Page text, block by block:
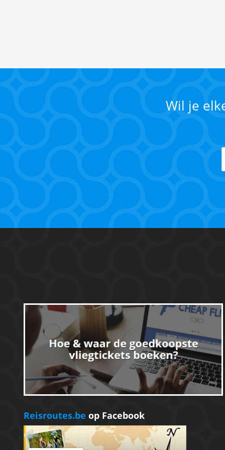
Wil je
Reisroutes.be op Facebook